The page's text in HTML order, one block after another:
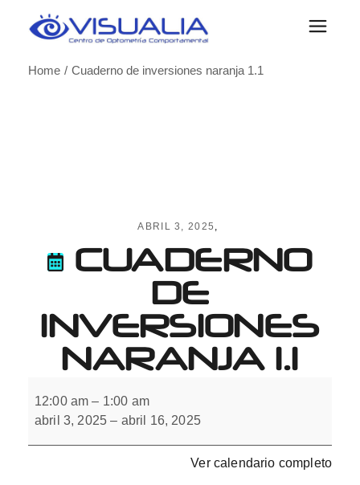
Home
Cuaderno de inversiones naranja 1.1
ABRIL 3, 2025
CUADERNO
DE
INVERSIONES
NARANJA 1.1
de
inversiones
naranja
12:00 am – 1:00 am
abril 3, 2025 – abril 16, 2025
Ver calendario completo